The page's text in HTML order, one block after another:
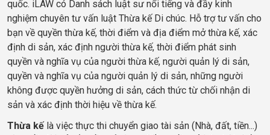
quốc. iLAW có Danh sách luật sư nổi tiếng và đầy kinh
nghiệm chuyên tư vấn luật Thừa kế Di chúc. Hỗ trợ tư vấn cho
bạn về quyền thừa kế, thời điểm và địa điểm mở thừa kế, xác
định di sản, xác định người thừa kế, thời điểm phát sinh
quyền và nghĩa vụ của người thừa kế, người quản lý di sản,
quyền và nghĩa vụ của người quản lý di sản, những người
không được quyền hưởng di sản, cách thức từ chối nhận di
sản và xác định thời hiệu về thừa kế.
Thừa kế là việc thực thi chuyển giao tài sản (Nhà, đất, tiền...)